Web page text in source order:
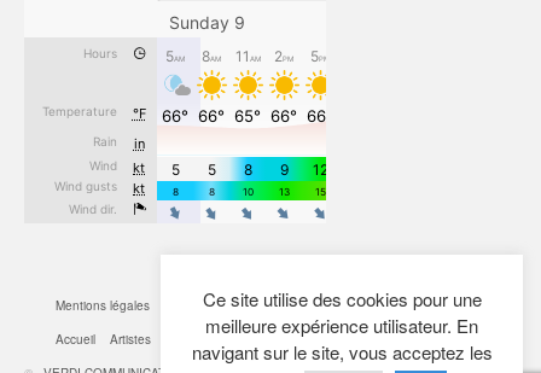
Mentions légales Cookies Confidentialité Plan du site
Contact
Accueil
Artistes Actualités Boutique
Mon Compte
Ce site utilise des cookies pour une
meilleure expérience utilisateur. En
navigant sur le site, vous acceptez les